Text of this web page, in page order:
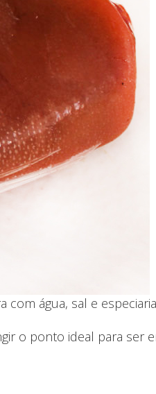
água, sal e
o ponto ideal para ser